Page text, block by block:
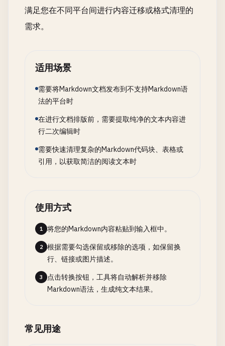
满足您在不同平台间进行内容迁移或格式清理的
需求。
适用场景
需要将Markdown文档发布到不支持Markdown语
法的平台时
在进行文档排版前，需要提取纯净的文本内容进
行二次编辑时
需要快速清理复杂的Markdown代码块、表格或
引用，以获取简洁的阅读文本时
使用方式
1 将您的Markdown内容粘贴到输入框中。
2
根据需要勾选保留或移除的选项，如保留换
行、链接或图片描述。
3
点击转换按钮，工具将自动解析并移除
Markdown语法，生成纯文本结果。
常见用途